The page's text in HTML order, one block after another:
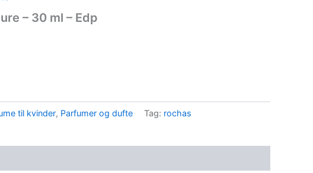
– 30 ml – Edp
til kvinder, Parfumer og dufte Tag: rochas